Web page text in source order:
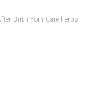
Birth Yoni Care herbs